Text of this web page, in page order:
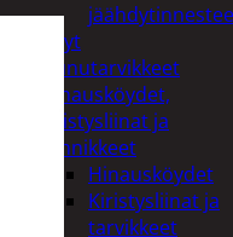
Öljyt
Perävaunutarvikkeet
Hinausköydet,
kiristysliinat ja
kiinnikkeet
Hinausköydet
Kiristysliinat ja
tarvikkeet